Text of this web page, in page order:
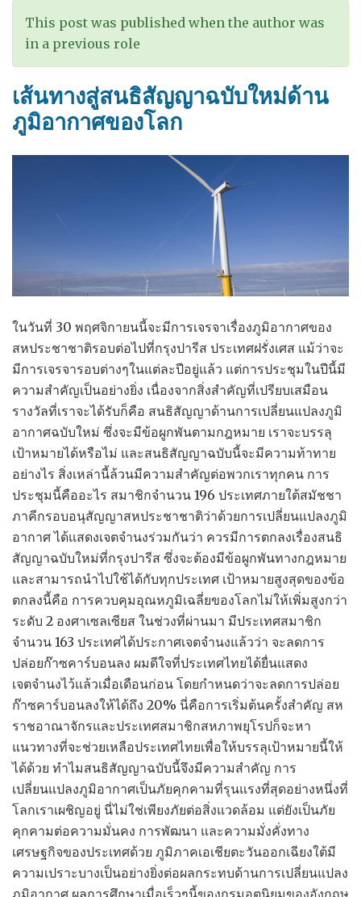
This post was published when the author was
in a previous role
เส้นทางสู่สนธิสัญญาฉบับใหม่ด้าน
ภูมิอากาศของโลก
ในวันที่ 30 พฤศจิกายนนี้จะมีการเจรจาเรื่องภูมิอากาศของ
สหประชาชาติรอบต่อไปที่กรุงปารีส ประเทศฝรั่งเศส แม้ว่าจะ
มีการเจรจารอบต่างๆในแต่ละปีอยู่แล้ว แต่การประชุมในปีนี้มี
ความสำคัญเป็นอย่างยิ่ง เนื่องจากสิ่งสำคัญที่เปรียบเสมือน
รางวัลที่เราจะได้รับก็คือ สนธิสัญญาด้านการเปลี่ยนแปลงภูมิ
อากาศฉบับใหม่ ซึ่งจะมีข้อผูกพันตามกฎหมาย เราจะบรรลุ
เป้าหมายได้หรือไม่ และสนธิสัญญาฉบับนี้จะมีความท้าทาย
อย่างไร สิ่งเหล่านี้ล้วนมีความสำคัญต่อพวกเราทุกคน การ
ประชุมนี้คืออะไร สมาชิกจำนวน 196 ประเทศภายใต้สมัชชา
ภาคีกรอบอนุสัญญาสหประชาชาติว่าด้วยการเปลี่ยนแปลงภูมิ
อากาศ ได้แสดงเจตจำนงร่วมกันว่า ควรมีการตกลงเรื่องสนธิ
สัญญาฉบับใหม่ที่กรุงปารีส ซึ่งจะต้องมีข้อผูกพันทางกฎหมาย
และสามารถนำไปใช้ได้กับทุกประเทศ เป้าหมายสูงสุดของข้อ
ตกลงนี้คือ การควบคุมอุณหภูมิเฉลี่ยของโลกไม่ให้เพิ่มสูงกว่า
ระดับ 2 องศาเซลเซียส ในช่วงที่ผ่านมา มีประเทศสมาชิก
จำนวน 163 ประเทศได้ประกาศเจตจำนงแล้วว่า จะลดการ
ปล่อยก๊าซคาร์บอนลง ผมดีใจที่ประเทศไทยได้ยื่นแสดง
เจตจำนงไว้แล้วเมื่อเดือนก่อน โดยกำหนดว่าจะลดการปล่อย
ก๊าซคาร์บอนลงให้ได้ถึง 20% นี่คือการเริ่มต้นครั้งสำคัญ สห
ราชอาณาจักรและประเทศสมาชิกสหภาพยุโรปก็จะหา
แนวทางที่จะช่วยเหลือประเทศไทยเพื่อให้บรรลุเป้าหมายนี้ให้
ได้ด้วย ทำไมสนธิสัญญาฉบับนี้จึงมีความสำคัญ การ
เปลี่ยนแปลงภูมิอากาศเป็นภัยคุกคามที่รุนแรงที่สุดอย่างหนึ่งที่
โลกเราเผชิญอยู่ นี่ไม่ใช่เพียงภัยต่อสิ่งแวดล้อม แต่ยังเป็นภัย
คุกคามต่อความมั่นคง การพัฒนา และความมั่งคั่งทาง
เศรษฐกิจของประเทศด้วย ภูมิภาคเอเชียตะวันออกเฉียงใต้มี
ความเปราะบางเป็นอย่างยิ่งต่อผลกระทบด้านการเปลี่ยนแปลง